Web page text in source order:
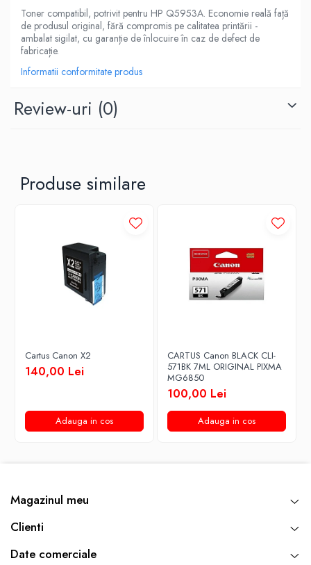
Toner compatibil, potrivit pentru HP Q5953A. Economie reală față
de produsul original, fără compromis pe calitatea printării -
ambalat sigilat, cu garanție de înlocuire în caz de defect de
fabricație.
Informatii conformitate produs
Review-uri (0)
Produse similare
Cartus Canon X2
140,00 Lei
Adauga in cos
CARTUS Canon BLACK CLI-
571BK 7ML ORIGINAL PIXMA
MG6850
100,00 Lei
Adauga in cos
Magazinul meu
Clienti
Date comerciale